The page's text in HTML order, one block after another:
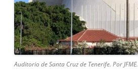
Auditorio de Santa Cruz de Tenerife. Por JFME.